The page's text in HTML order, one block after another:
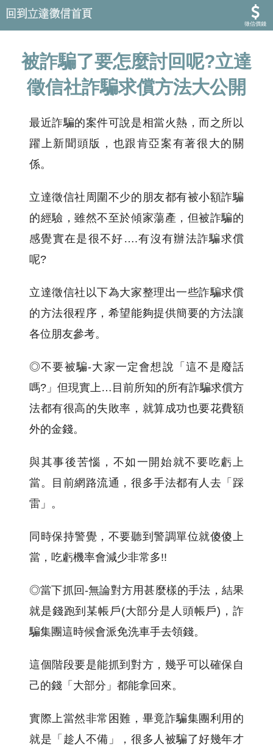
徵信價錢
被詐騙了要怎麼討回呢?立達
徵信社詐騙求償方法大公開
最近詐騙的案件可說是相當火熱，而之所以
躍上新聞頭版，也跟肯亞案有著很大的關
係。
立達徵信社周圍不少的朋友都有被小額詐騙
的經驗，雖然不至於傾家蕩產，但被詐騙的
感覺實在是很不好….有沒有辦法詐騙求償
呢?
立達徵信社以下為大家整理出一些詐騙求償
的方法很程序，希望能夠提供簡要的方法讓
各位朋友參考。
◎不要被騙-大家一定會想說「這不是廢話
嗎?」但現實上…目前所知的所有詐騙求償方
法都有很高的失敗率，就算成功也要花費額
外的金錢。
與其事後苦惱，不如一開始就不要吃虧上
當。目前網路流通，很多手法都有人去「踩
雷」。
同時保持警覺，不要聽到警調單位就傻傻上
當，吃虧機率會減少非常多!!
◎當下抓回-無論對方用甚麼樣的手法，結果
就是錢跑到某帳戶(大部分是人頭帳戶)，詐
騙集團這時候會派免洗車手去領錢。
這個階段要是能抓到對方，幾乎可以確保自
己的錢「大部分」都能拿回來。
實際上當然非常困難，畢竟詐騙集團利用的
就是「趁人不備」，很多人被騙了好幾年才